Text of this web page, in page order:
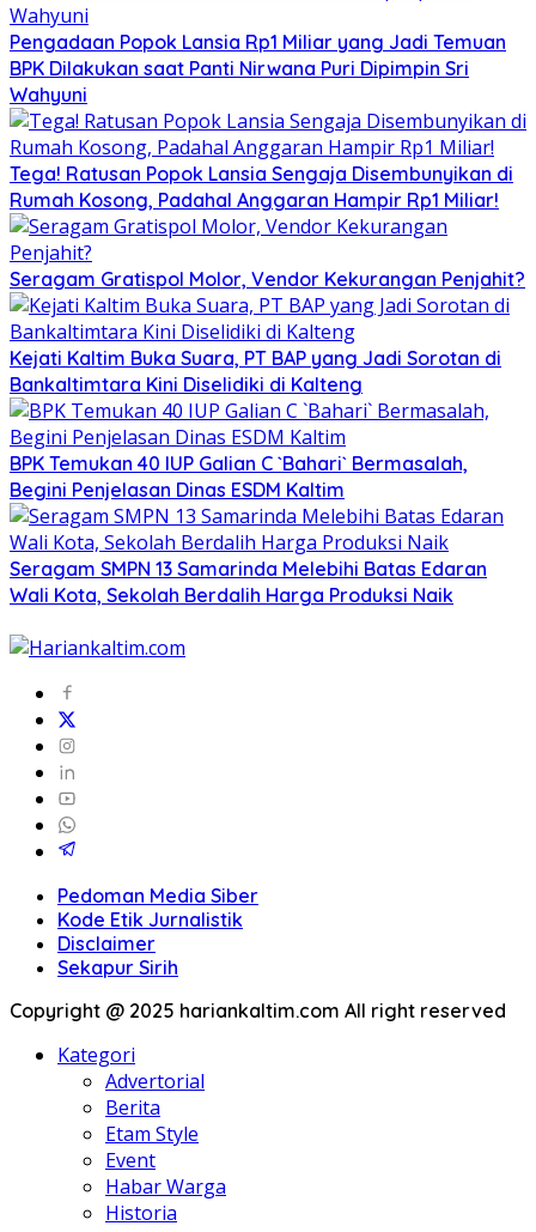
Pengadaan Popok Lansia Rp1 Miliar yang Jadi Temuan
BPK Dilakukan saat Panti Nirwana Puri Dipimpin Sri
Wahyuni
Tega! Ratusan Popok Lansia Sengaja Disembunyikan di
Rumah Kosong, Padahal Anggaran Hampir Rp1 Miliar!
Seragam Gratispol Molor, Vendor Kekurangan Penjahit?
Kejati Kaltim Buka Suara, PT BAP yang Jadi Sorotan di
Bankaltimtara Kini Diselidiki di Kalteng
BPK Temukan 40 IUP Galian C `Bahari` Bermasalah,
Begini Penjelasan Dinas ESDM Kaltim
Seragam SMPN 13 Samarinda Melebihi Batas Edaran
Wali Kota, Sekolah Berdalih Harga Produksi Naik
Pedoman Media Siber
Kode Etik Jurnalistik
Disclaimer
Sekapur Sirih
Copyright @ 2025 hariankaltim.com All right reserved
Kategori
Advertorial
Berita
Etam Style
Event
Habar Warga
Historia